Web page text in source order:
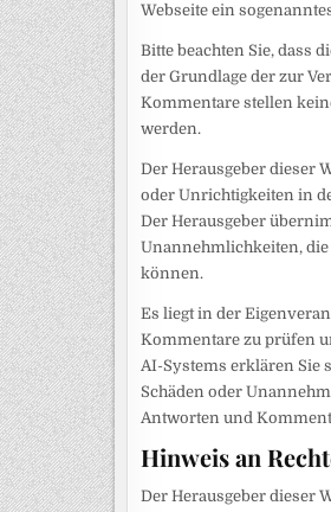
Webseite ein
Bitte beachten Sie, dass
der Grundlage der zur
Kommentare stellen
werden.
Der Herausgeber dieser
oder Unrichtigkeiten in
Der Herausgeber
Unannehmlichkeiten,
können.
Es liegt in der
Kommentare zu prüfen
AI-Systems erklären Sie
Schäden oder
Antworten und
Hinweis an
Der Herausgeber dieser